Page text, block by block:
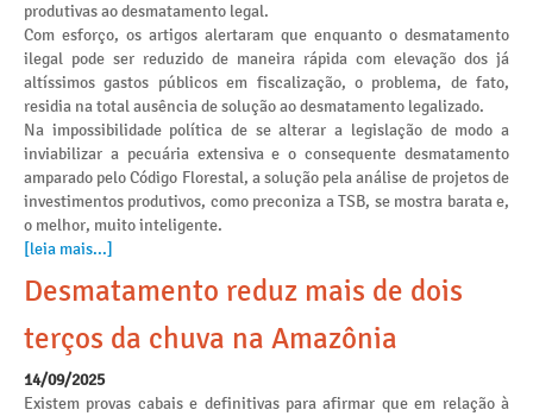
produtivas ao desmatamento legal.
Com esforço, os artigos alertaram que enquanto o desmatamento
ilegal pode ser reduzido de maneira rápida com elevação dos já
altíssimos gastos públicos em fiscalização, o problema, de fato,
residia na total ausência de solução ao desmatamento legalizado.
Na impossibilidade política de se alterar a legislação de modo a
inviabilizar a pecuária extensiva e o consequente desmatamento
amparado pelo Código Florestal, a solução pela análise de projetos de
investimentos produtivos, como preconiza a TSB, se mostra barata e,
o melhor, muito inteligente.
[leia mais...]
Desmatamento reduz mais de dois
terços da chuva na Amazônia
14/09/2025
Existem provas cabais e definitivas para afirmar que em relação à